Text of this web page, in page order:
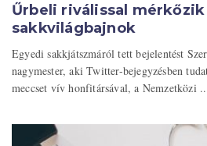
Űrbeli riválissal
sakkvilágbajnok
Egyedi sakkjátszmáról tett bejelentést
nagymester, aki Twitter-bejegyzésben
meccset vív honfitársával, a Nemzetközi ...